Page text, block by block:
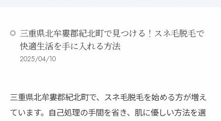
三重県北牟婁郡紀北町で見つける！スネ毛脱毛で
快適生活を手に入れる方法
2025/04/10
三重県北牟婁郡紀北町で、スネ毛脱毛を始める方が増え
ています。自己処理の手間を省き、肌に優しい方法を選